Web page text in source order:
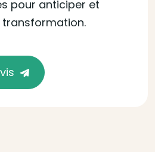
pour anticiper et